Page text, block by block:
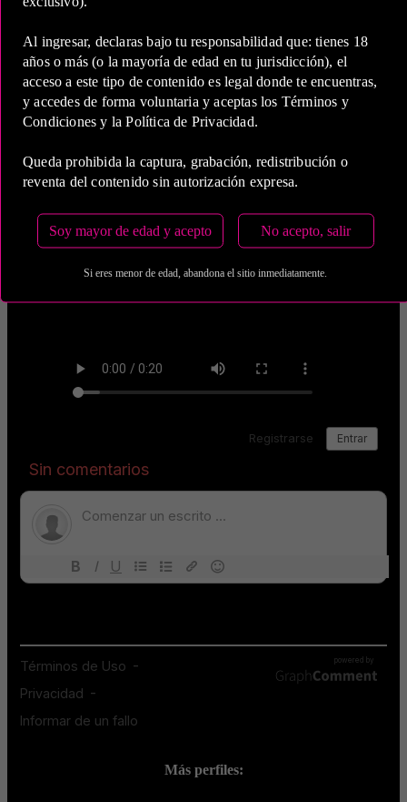
Al ingresar, declaras bajo tu responsabilidad que: tienes 18
años o más (o la mayoría de edad en tu jurisdicción), el
acceso a este tipo de contenido es legal donde te encuentras,
y accedes de forma voluntaria y aceptas los Términos y
Condiciones y la Política de Privacidad.
Queda prohibida la captura, grabación, redistribución o
reventa del contenido sin autorización expresa.
Soy mayor de edad y acepto No acepto, salir
Si eres menor de edad, abandona el sitio inmediatamente.
Estas tarifas incluyen transporte y preservativos
Medio de Pago:
Más perfiles: